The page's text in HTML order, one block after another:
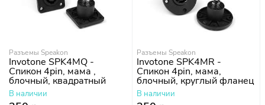
Разъемы Speakon
Invotone SPK4MQ -
Спикон 4pin, мама ,
блочный, квадратный
фланец
В наличии
Разъемы Speakon
Invotone SPK4MR -
Спикон 4pin, мама,
блочный, круглый фланец
В наличии